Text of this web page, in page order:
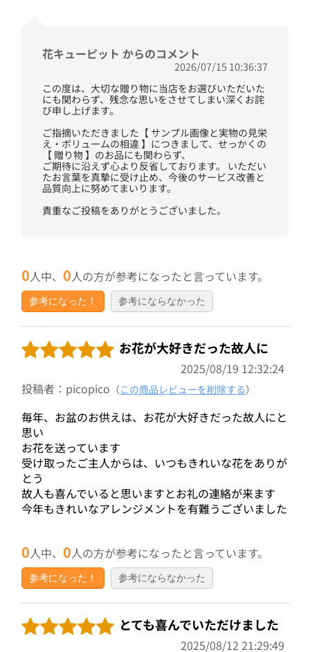
花キューピット からのコメント
2026/07/15 10:36:37
この度は、大切な贈り物に当店をお選びいただいた
にも関わらず、残念な思いをさせてしまい深くお詫
び申し上げます。
ご指摘いただきました【 サンプル画像と実物の見栄
え・ボリュームの相違 】につきまして、せっかくの
【 贈り物 】のお品にも関わらず、
ご期待に沿えず心より反省しております。 いただい
たお言葉を真摯に受け止め、今後のサービス改善と
品質向上に努めてまいります。
貴重なご投稿をありがとうございました。
0人中、0人の方が参考になったと言っています。
参考になった！ 参考にならなかった
お花が大好きだった故人に
2025/08/19 12:32:24
投稿者：picopico （この商品レビューを削除する）
毎年、お盆のお供えは、お花が大好きだった故人にと
思い
お花を送っています
受け取ったご主人からは、いつもきれいな花をありが
とう
故人も喜んでいると思いますとお礼の連絡が来ます
今年もきれいなアレンジメントを有難うございました
0人中、0人の方が参考になったと言っています。
参考になった！ 参考にならなかった
とても喜んでいただけました
2025/08/12 21:29:49